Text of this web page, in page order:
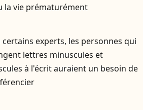
la vie prématurément
certains experts, les personnes qui
lettres minuscules et
à l'écrit auraient un besoin de